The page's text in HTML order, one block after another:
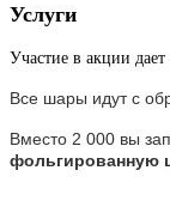
Услуги
Участие в акции
Все шары идут с
Вместо 2 000 вы
фольгированную